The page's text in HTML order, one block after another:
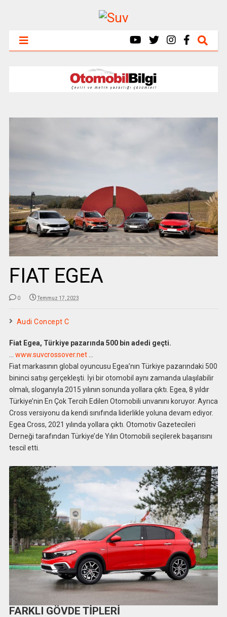
FIAT EGEA
0 Temmuz 17, 2023
Audi Concept C
Fiat Egea, Türkiye pazarında 500 bin adedi geçti.
… www.suvcrossover.net…
Fiat markasının global oyuncusu Egea’nın Türkiye pazarındaki 500
bininci satışı gerçekleşti. İyi bir otomobil aynı zamanda ulaşılabilir
olmalı, sloganıyla 2015 yılının sonunda yollara çıktı. Egea, 8 yıldır
Türkiye’nin En Çok Tercih Edilen Otomobili unvanını koruyor. Ayrıca
Cross versiyonu da kendi sınıfında liderlikle yoluna devam ediyor.
Egea Cross, 2021 yılında yollara çıktı. Otomotiv Gazetecileri
Derneği tarafından Türkiye’de Yılın Otomobili seçilerek başarısını
tescil etti.
FARKLI GÖVDE TİPLERİ